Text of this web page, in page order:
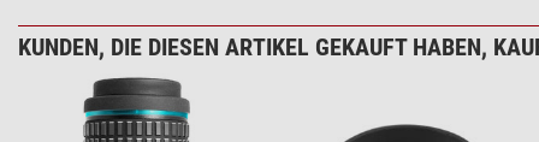
Perfekt für die Saubere und Ordentliche Aufbewahrung der
Hyperion Okularkoffer
Kundenrezension von
KUNDEN, DIE DIESEN ARTIKEL GEKAUFT HABEN,